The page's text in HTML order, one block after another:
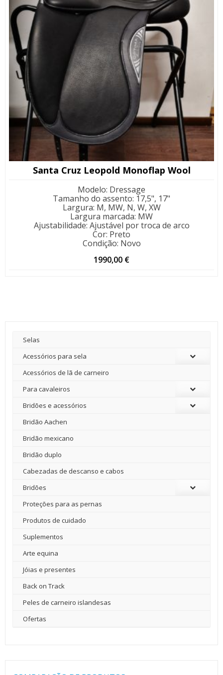
Santa Cruz Leopold Monoflap Wool
Modelo: Dressage
Tamanho do assento: 17,5", 17"
Largura: M, MW, N, W, XW
Largura marcada: MW
Ajustabilidade: Ajustável por troca de arco
Cor: Preto
Condição: Novo
1990,00 €
Selas
Acessórios para sela
Acessórios de lã de carneiro
Para cavaleiros
Bridões e acessórios
Bridão Aachen
Bridão mexicano
Bridão duplo
Cabezadas de descanso e cabos
Bridões
Proteções para as pernas
Produtos de cuidado
Suplementos
Arte equina
Jóias e presentes
Back on Track
Peles de carneiro islandesas
Ofertas